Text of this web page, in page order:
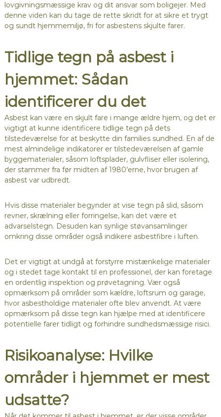
lovgivningsmæssige krav og dit ansvar som boligejer. Med
denne viden kan du tage de rette skridt for at sikre et trygt
og sundt hjemmemiljø, fri for asbestens skjulte farer.
Tidlige tegn på asbest i
hjemmet: Sådan
identificerer du det
Asbest kan være en skjult fare i mange ældre hjem, og det er
vigtigt at kunne identificere tidlige tegn på dets
tilstedeværelse for at beskytte din families sundhed. En af de
mest almindelige indikatorer er tilstedeværelsen af gamle
byggematerialer, såsom loftsplader, gulvfliser eller isolering,
der stammer fra før midten af 1980’erne, hvor brugen af
asbest var udbredt.
Hvis disse materialer begynder at vise tegn på slid, såsom
revner, skrælning eller forringelse, kan det være et
advarselstegn. Desuden kan synlige støvansamlinger
omkring disse områder også indikere asbestfibre i luften.
Det er vigtigt at undgå at forstyrre mistænkelige materialer
og i stedet tage kontakt til en professionel, der kan foretage
en ordentlig inspektion og prøvetagning. Vær også
opmærksom på områder som kældre, loftsrum og garage,
hvor asbestholdige materialer ofte blev anvendt. At være
opmærksom på disse tegn kan hjælpe med at identificere
potentielle farer tidligt og forhindre sundhedsmæssige risici.
Risikoanalyse: Hvilke
områder i hjemmet er mest
udsatte?